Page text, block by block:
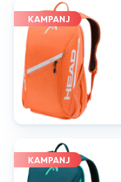
KAMPANJ
KAMPANJ